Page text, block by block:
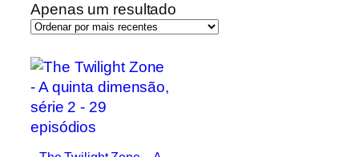
Apenas um resultado